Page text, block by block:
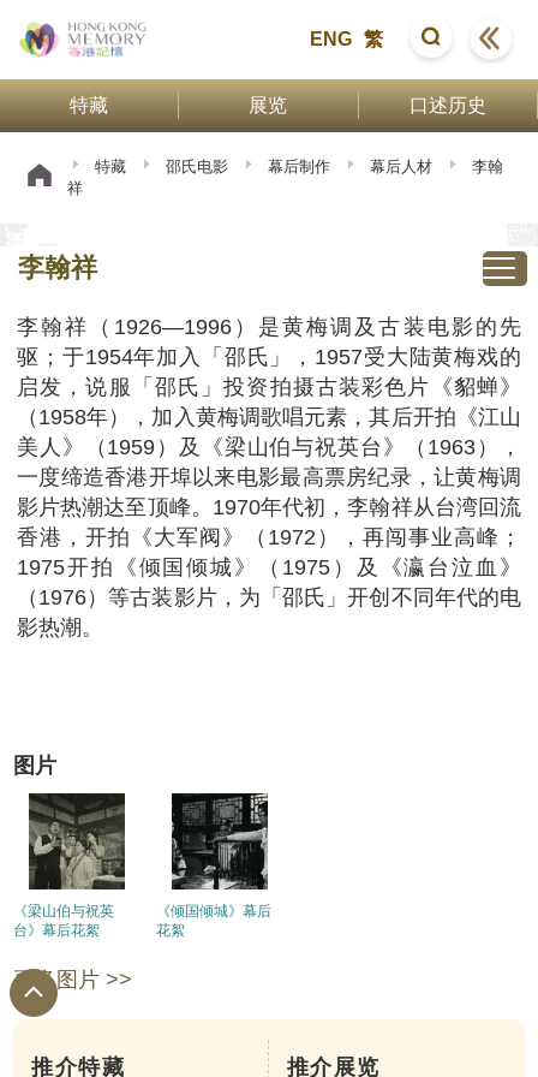
ENG 繁
特藏 展览 口述历史
特藏 邵氏电影 幕后制作 幕后人材
李翰
祥
李翰祥
李翰祥（1926—1996）是黄梅调及古装电影的先
驱；于1954年加入「邵氏」，1957受大陆黄梅戏的
启发，说服「邵氏」投资拍摄古装彩色片《貂蝉》
（1958年），加入黄梅调歌唱元素，其后开拍《江山
美人》（1959）及《梁山伯与祝英台》（1963），
一度缔造香港开埠以来电影最高票房纪录，让黄梅调
影片热潮达至顶峰。1970年代初，李翰祥从台湾回流
香港，开拍《大军阀》（1972），再闯事业高峰；
1975开拍《倾国倾城》（1975）及《瀛台泣血》
（1976）等古装影片，为「邵氏」开创不同年代的电
影热潮。
图片
《梁山伯与祝英
台》幕后花絮
《倾国倾城》幕后
花絮
更多图片 >>
推介特藏 推介展览